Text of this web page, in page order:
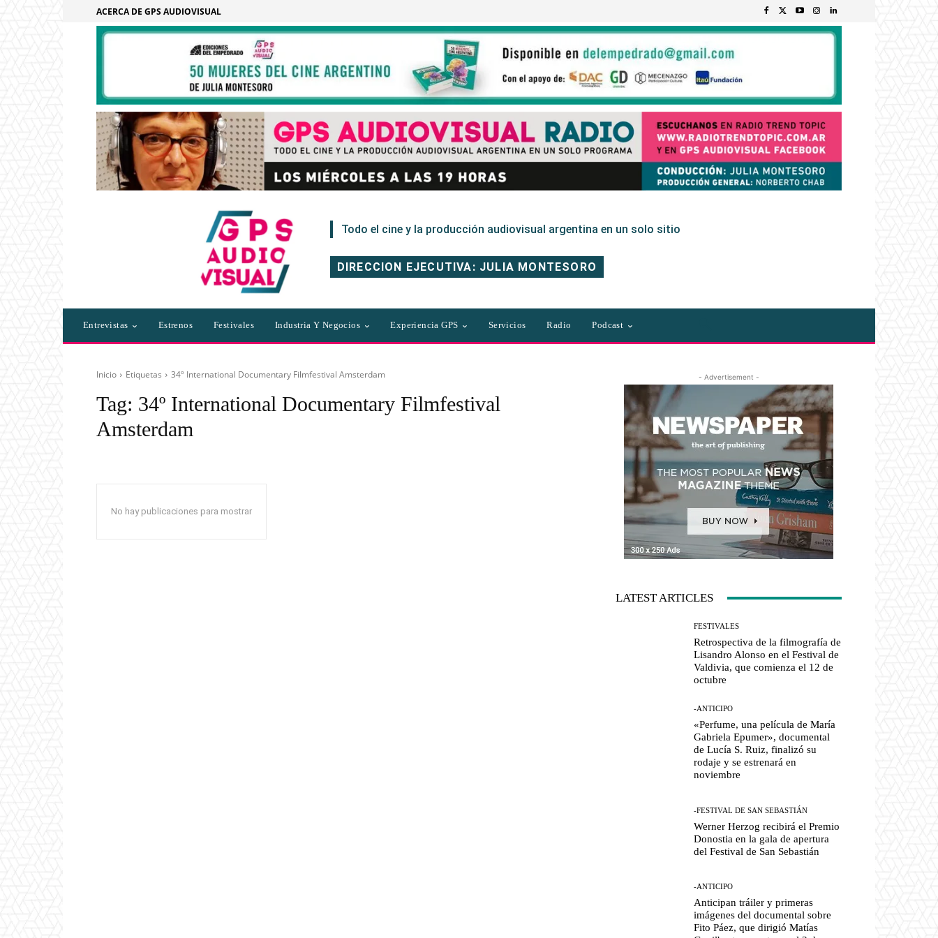
ACERCA DE GPS AUDIOVISUAL
Todo el cine y la producción audiovisual argentina en un solo sitio
DIRECCION EJECUTIVA: JULIA MONTESORO
Entrevistas Estrenos Festivales Industria Y Negocios Experiencia GPS Servicios Radio Podcast
Inicio Etiquetas 34º International Documentary Filmfestival Amsterdam
Tag: 34º International Documentary Filmfestival
Amsterdam
No hay publicaciones para mostrar
- Advertisement -
LATEST ARTICLES
FESTIVALES
Retrospectiva de la filmografía de
Lisandro Alonso en el Festival de
Valdivia, que comienza el 12 de
octubre
-ANTICIPO
«Perfume, una película de María
Gabriela Epumer», documental
de Lucía S. Ruiz, finalizó su
rodaje y se estrenará en
noviembre
-FESTIVAL DE SAN SEBASTIÁN
Werner Herzog recibirá el Premio
Donostia en la gala de apertura
del Festival de San Sebastián
-ANTICIPO
Anticipan tráiler y primeras
imágenes del documental sobre
Fito Páez, que dirigió Matías